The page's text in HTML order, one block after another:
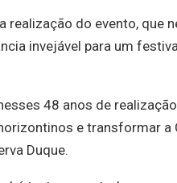
realização do evento, que
invejável para um
48 anos de
e transformar a
Duque.